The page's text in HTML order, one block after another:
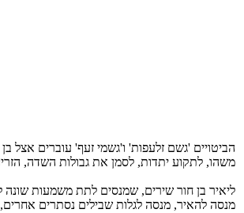
הביטויים 'גשם זלעפות' ו'גשמי זעף' עוברים אצל
משהו, לתקוע יתדות, לסמן את גבולות השדה,
ליאיר בן חור שירים, שמנסים לתת משמעות שונה
מנסה להאיר, מנסה לגלות שבילים נסתרים